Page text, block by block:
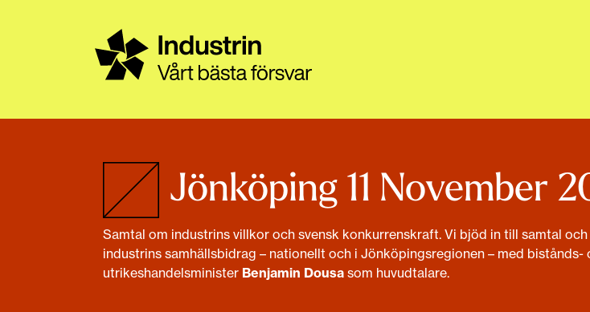
Jönköping 11 November
Samtal om industrins villkor och svensk konkurrenskraft. Vi bjöd in till samtal
industrins samhällsbidrag – nationellt och i Jönköpingsregionen – med bistånds-
utrikeshandelsminister Benjamin Dousa som huvudtalare.